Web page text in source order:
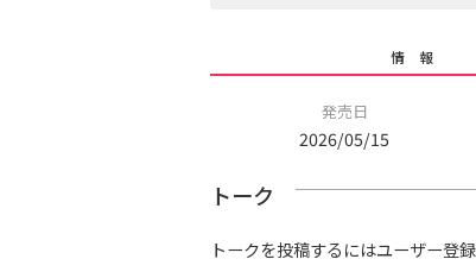
情 報
発売日
2026/05/15
トーク
トークを投稿するにはユーザー登